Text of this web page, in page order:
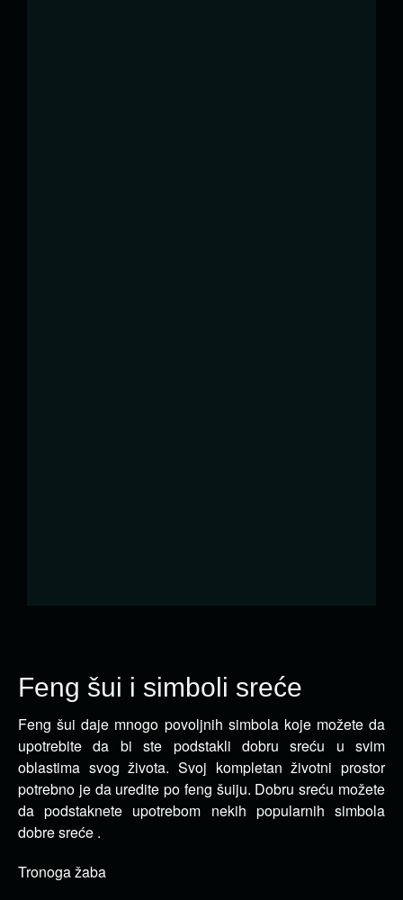
Feng šui i simboli sreće
Feng šui daje mnogo povoljnih simbola koje možete da
upotrebite da bi ste podstakli dobru sreću u svim
oblastima svog života. Svoj kompletan životni prostor
potrebno je da uredite po feng šuiju. Dobru sreću možete
da podstaknete upotrebom nekih popularnih simbola
dobre sreće .
Tronoga žaba